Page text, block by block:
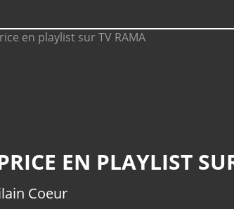
EN PLAYLIST
Coeur